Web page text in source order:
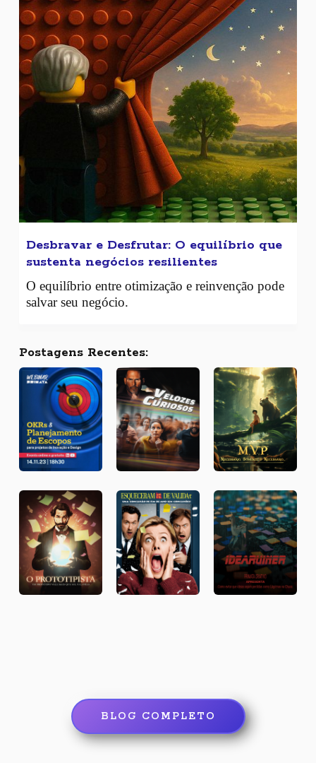
Desbravar e Desfrutar: O equilíbrio que
sustenta negócios resilientes
O equilíbrio entre otimização e reinvenção pode
salvar seu negócio.
Postagens Recentes:
BLOG COMPLETO